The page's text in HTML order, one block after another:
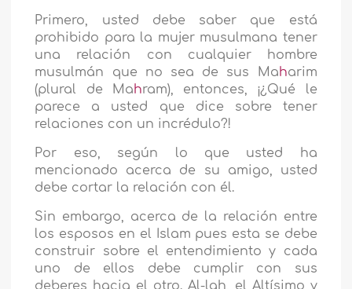
Primero, usted debe saber que está
prohibido para la mujer musulmana tener
una relación con cualquier hombre
musulmán que no sea de sus Maharim
(plural de Mahram), entonces, ¡¿Qué le
parece a usted que dice sobre tener
relaciones con un incrédulo?!
Por eso, según lo que usted ha
mencionado acerca de su amigo, usted
debe cortar la relación con él.
Sin embargo, acerca de la relación entre
los esposos en el Islam pues esta se debe
construir sobre el entendimiento y cada
uno de ellos debe cumplir con sus
deberes hacia el otro. Al-lah, el Altísimo y